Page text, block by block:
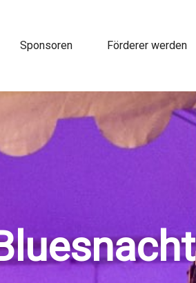
Sponsoren Förderer werden